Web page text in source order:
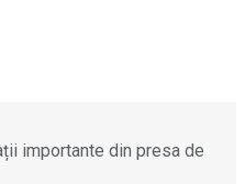
importante din presa de